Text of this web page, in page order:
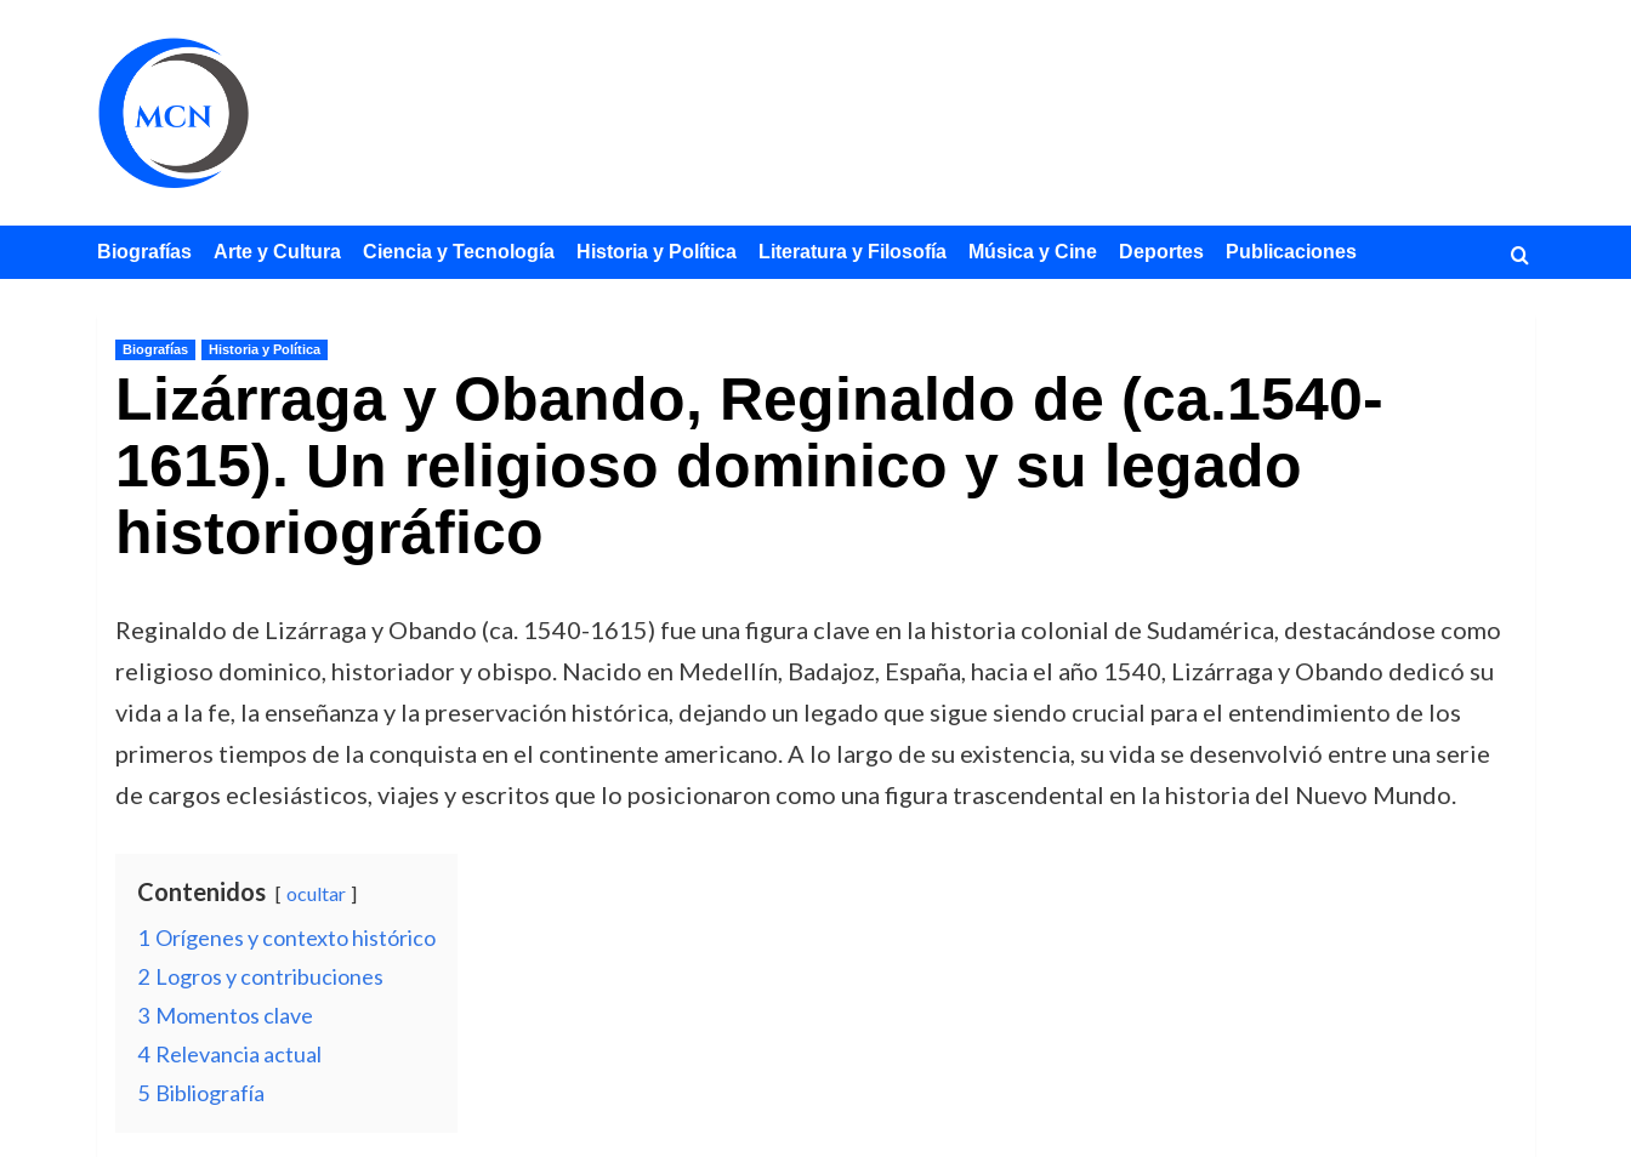
Biografías Arte y Cultura Ciencia y Tecnología Historia y Política Literatura y Filosofía Música y Cine Deportes Publicaciones
Biografías Historia y Política
Lizárraga y Obando, Reginaldo de (ca.1540-
1615). Un religioso dominico y su legado
historiográfico
Reginaldo de Lizárraga y Obando (ca. 1540-1615) fue una figura clave en la historia colonial de Sudamérica, destacándose como
religioso dominico, historiador y obispo. Nacido en Medellín, Badajoz, España, hacia el año 1540, Lizárraga y Obando dedicó su
vida a la fe, la enseñanza y la preservación histórica, dejando un legado que sigue siendo crucial para el entendimiento de los
primeros tiempos de la conquista en el continente americano. A lo largo de su existencia, su vida se desenvolvió entre una serie
de cargos eclesiásticos, viajes y escritos que lo posicionaron como una figura trascendental en la historia del Nuevo Mundo.
Contenidos ocultar
1 Orígenes y contexto histórico
2 Logros y contribuciones
3 Momentos clave
4 Relevancia actual
5 Bibliografía